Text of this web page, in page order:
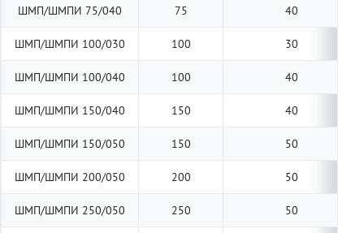
ШМП/ШМПИ 75/040 75 40
ШМП/ШМПИ 100/030 100 30
ШМП/ШМПИ 100/040 100 40
ШМП/ШМПИ 150/040 150 40
ШМП/ШМПИ 150/050 150 50
ШМП/ШМПИ 200/050 200 50
ШМП/ШМПИ 250/050 250 50